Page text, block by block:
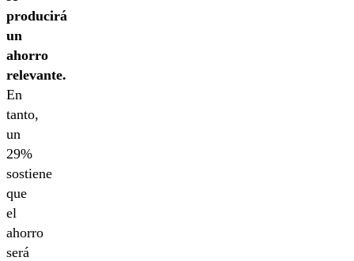
producirá
un
ahorro
relevante.
En
tanto,
un
29%
sostiene
que
el
ahorro
será